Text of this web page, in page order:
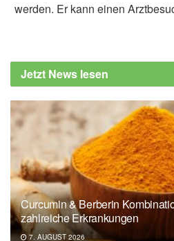
freundlicher
via
Clear, James: Die
Veränderung,
Auflage,
werden. Er kann einen
Jetzt News lesen
Curcumin & Berberin
zahlreiche Erkrankungen
7. AUGUST 2026